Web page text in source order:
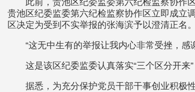
此前，贵池区纪委监委第六纪检监察协作
贵池区纪委监委第六纪检监察协作区立即成立
区决定为受到不实举报的张海滨予以澄清正名。
“这无中生有的举报让我内心非常受挫，
这是该区纪委监委认真落实“三个区分开来
据悉，为充分保护党员干部干事创业积极